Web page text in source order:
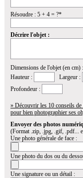
Résoudre : 5 + 4 = ?*
Décrire l'objet :
Dimensions de l'objet (en cm) :
Hauteur :
Largeur :
Profondeur :
» Découvrir les 10 conseils de
pour bien photographier ses
Envoyer des photos
(Format .zip, .jpg, .gif, .pdf...
Une photo générale de face :
Une photo du dos ou du
Une signature ou un détail :